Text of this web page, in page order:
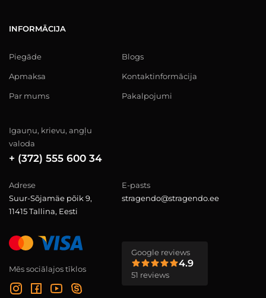
INFORMĀCIJA
Piegāde
Apmaksa
Par mums
Blogs
Kontaktinformācija
Pakalpojumi
Igauņu, krievu, angļu
valoda
+ (372) 555 600 34
Adrese
Suur-Sõjamäe põik 9,
11415 Tallina, Eesti
E-pasts
stragendo@stragendo.ee
Mēs sociālajos tīklos
Google reviews
4.9
51 reviews